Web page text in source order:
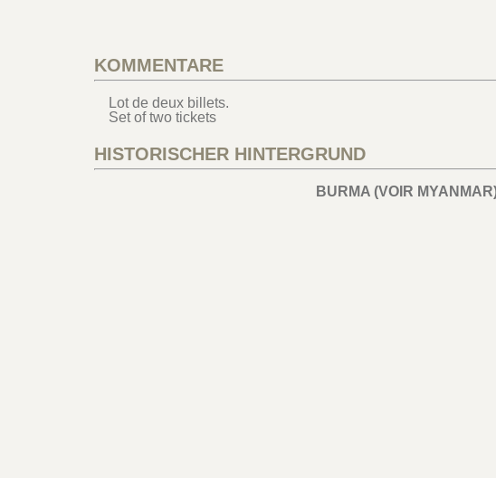
KOMMENTARE
Lot de deux billets.
Set of two tickets
HISTORISCHER HINTERGRUND
BURMA (VOIR